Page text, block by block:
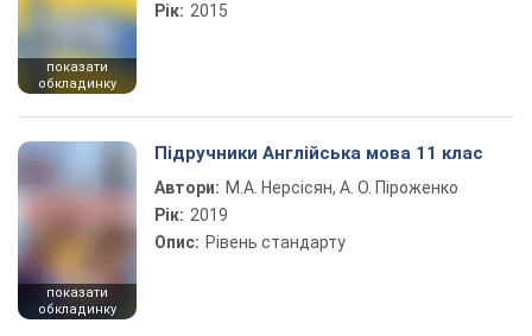
показати
обкладинку
Рік: 2015
показати
обкладинку
Підручники Англійська мова 11 клас
Автори: М.А. Нерсісян, А. О. Піроженко
Рік: 2019
Опис: Рівень стандарту